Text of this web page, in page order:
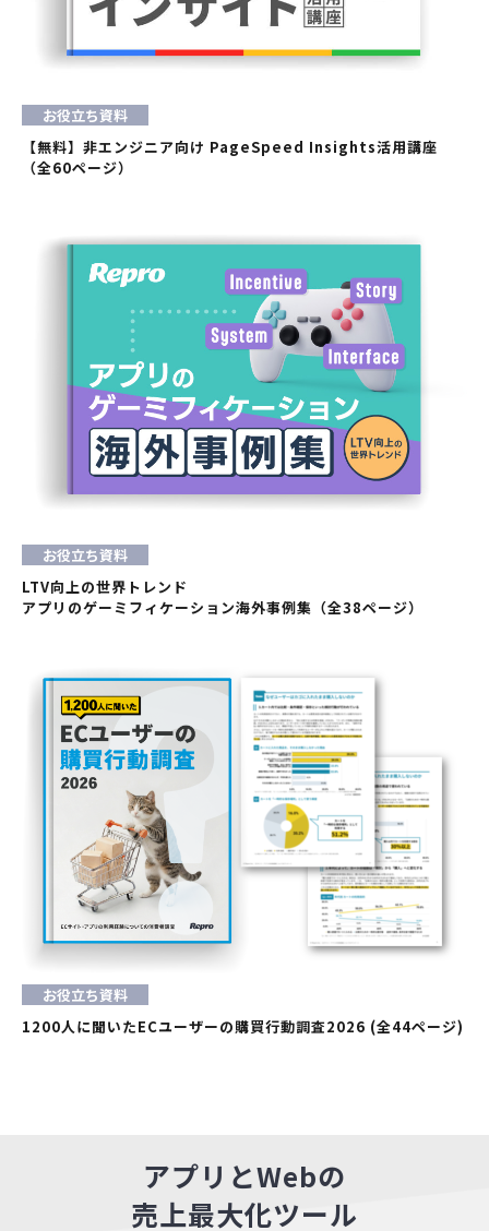
お役立ち資料
【無料】非エンジニア向け PageSpeed Insights活用講座
（全60ページ）
お役立ち資料
LTV向上の世界トレンド
アプリのゲーミフィケーション海外事例集（全38ページ）
お役立ち資料
1200人に聞いたECユーザーの購買行動調査2026 (全44ページ)
アプリとWebの
売上最大化ツール